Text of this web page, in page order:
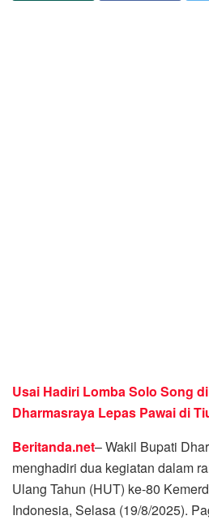
Usai Hadiri Lomba Solo Song
Dharmasraya Lepas Pawai di
Beritanda.net– Wakil Bupati
menghadiri dua kegiatan dalam
Ulang Tahun (HUT) ke-80
Indonesia, Selasa (19/8/2025).